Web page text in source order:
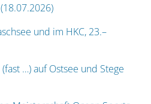
und im HKC, 23.–
…) auf Ostsee und Stege